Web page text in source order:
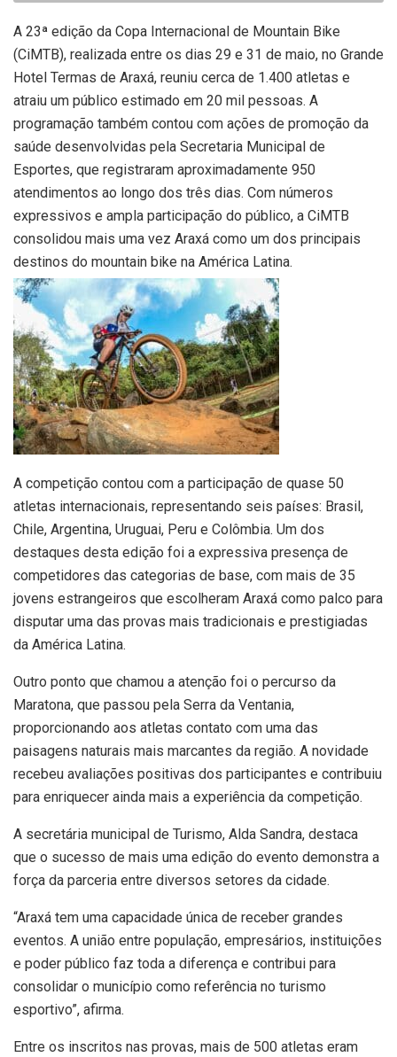
A 23ª edição da Copa Internacional de Mountain Bike
(CiMTB), realizada entre os dias 29 e 31 de maio, no Grande
Hotel Termas de Araxá, reuniu cerca de 1.400 atletas e
atraiu um público estimado em 20 mil pessoas. A
programação também contou com ações de promoção da
saúde desenvolvidas pela Secretaria Municipal de
Esportes, que registraram aproximadamente 950
atendimentos ao longo dos três dias. Com números
expressivos e ampla participação do público, a CiMTB
consolidou mais uma vez Araxá como um dos principais
destinos do mountain bike na América Latina.
A competição contou com a participação de quase 50
atletas internacionais, representando seis países: Brasil,
Chile, Argentina, Uruguai, Peru e Colômbia. Um dos
destaques desta edição foi a expressiva presença de
competidores das categorias de base, com mais de 35
jovens estrangeiros que escolheram Araxá como palco para
disputar uma das provas mais tradicionais e prestigiadas
da América Latina.
Outro ponto que chamou a atenção foi o percurso da
Maratona, que passou pela Serra da Ventania,
proporcionando aos atletas contato com uma das
paisagens naturais mais marcantes da região. A novidade
recebeu avaliações positivas dos participantes e contribuiu
para enriquecer ainda mais a experiência da competição.
A secretária municipal de Turismo, Alda Sandra, destaca
que o sucesso de mais uma edição do evento demonstra a
força da parceria entre diversos setores da cidade.
“Araxá tem uma capacidade única de receber grandes
eventos. A união entre população, empresários, instituições
e poder público faz toda a diferença e contribui para
consolidar o município como referência no turismo
esportivo”, afirma.
Entre os inscritos nas provas, mais de 500 atletas eram